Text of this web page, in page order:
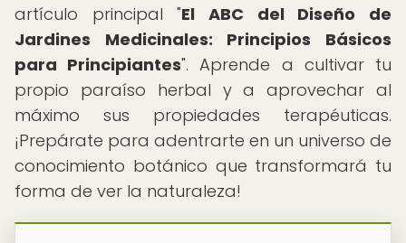
artículo principal "El ABC del Diseño de
Jardines Medicinales: Principios Básicos
para Principiantes". Aprende a cultivar tu
propio paraíso herbal y a aprovechar al
máximo sus propiedades terapéuticas.
¡Prepárate para adentrarte en un universo de
conocimiento botánico que transformará tu
forma de ver la naturaleza!